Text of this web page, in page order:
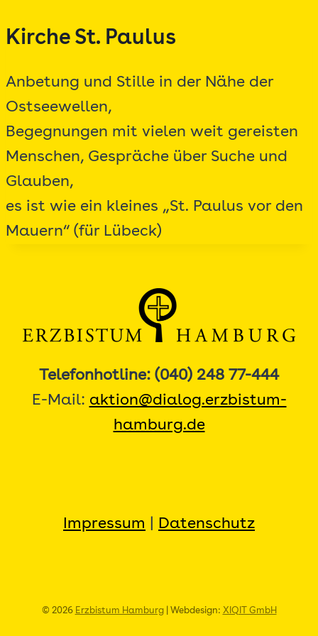
Inhalt
Kirche St. Paulus
Anbetung und Stille in der Nähe der
Ostseewellen,
Begegnungen mit vielen weit gereisten
Menschen, Gespräche über Suche und
Glauben,
es ist wie ein kleines „St. Paulus vor den
Mauern“ (für Lübeck)
Telefonhotline: (040) 248 77-444
E-Mail: aktion@dialog.erzbistum-
hamburg.de
Impressum Datenschutz
© 2026 Erzbistum Hamburg| Webdesign: XIQIT GmbH